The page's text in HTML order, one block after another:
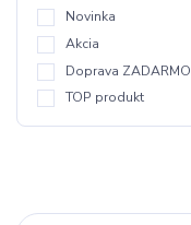
Novinka
Akcia
Doprava ZADARMO
TOP produkt